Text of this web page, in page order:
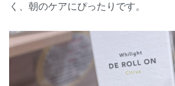
く、朝のケアにぴったりです。